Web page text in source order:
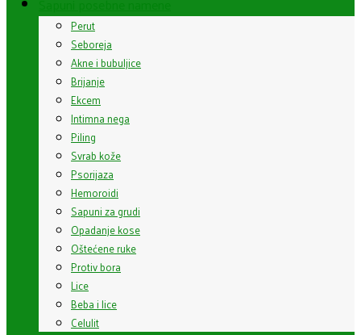
Perut
Seboreja
Akne i bubuljice
Brijanje
Ekcem
Intimna nega
Piling
Svrab kože
Psorijaza
Hemoroidi
Sapuni za grudi
Opadanje kose
Oštećene ruke
Protiv bora
Lice
Beba i lice
Celulit